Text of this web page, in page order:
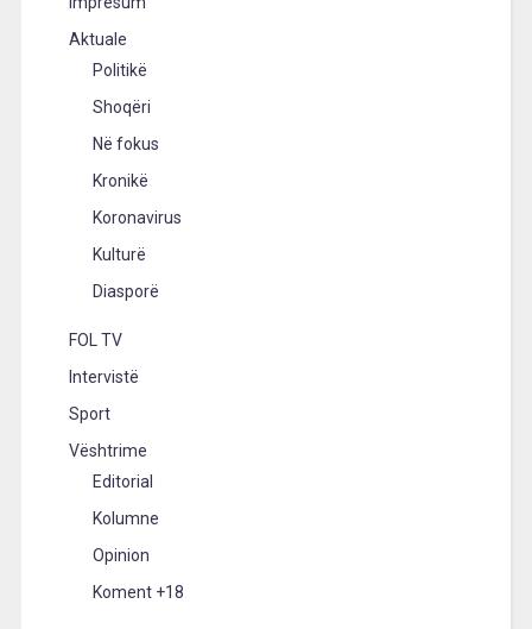
Aktuale
Politikë
Shoqëri
Në fokus
Kronikë
Koronavirus
Kulturë
Diasporë
FOL TV
Intervistë
Sport
Vështrime
Editorial
Kolumne
Opinion
Koment +18